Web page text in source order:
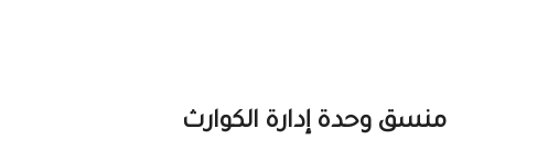
منسق وحدة إدارة الكوارث